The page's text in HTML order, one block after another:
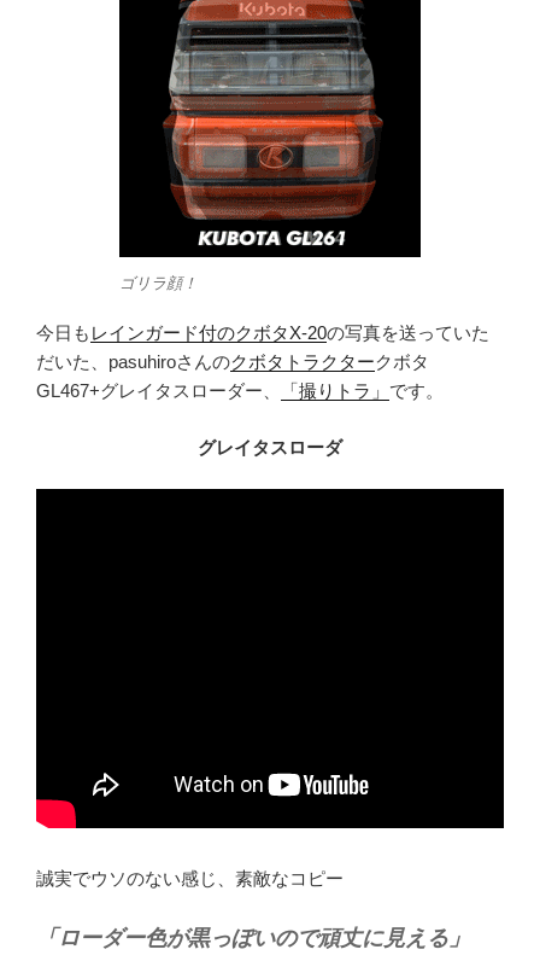
ゴリラ顔！
今日も レインガード付のクボタX-20の写真を送っていた
だいた、pasuhiroさんのクボタトラクタークボタ
GL467+グレイタスローダー、
「撮りトラ」 です。
グレイタスローダ
誠実でウソのない感じ、素敵なコピー
「ローダー色が黒っぽいので頑丈に見える」